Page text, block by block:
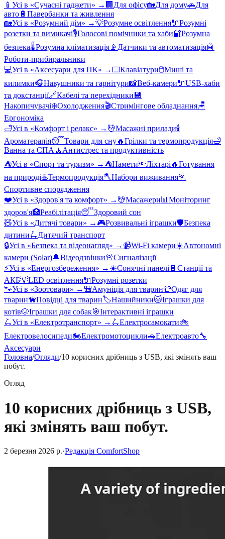
📱 Усі в «Сучасні гаджети» → 🏢 Для офісу🏡Для дому🚗Для
авто 🔋 Павербанки та живлення
🏡Усі в «Розумний дім» →💡Розумне освітлення🔌Розумні
розетки та вимикачі🎙️Голосові помічники та хаби🔐Розумна
безпека🌡️Розумна кліматизація 📡 Датчики та автоматизація🤖
Роботи-прибиральники
💻Усі в «Аксесуари для ПК» →⌨️Клавіатури🖱️Миші та
килимки🎧Навушники та гарнітури📸Веб-камери🔌USB-хаби
та докстанції🔗Кабелі та перехідники 💾
Накопичувачі❄️Охолодження🎬Стримінгове обладнання🪑
Ергономіка
🛁Усі в «Комфорт і релакс» → 💆Масажні прилади🕯️
Ароматерапія😴Товари для сну🔥Грілки та термопродукція🛁
Ванна та СПА 🧘 Антистрес та продуктивність
⛺Усі в «Спорт та туризм» → ⛺Намети🔦Ліхтарі 🔥Готування
на природі♨️Термопродукція🪓Набори виживання🏃
Спортивне спорядження
❤️Усі в «Здоров'я та комфорт» → 💆Масажери📊 Моніторинг
здоров'я🏥Реабілітація😴Здоровий сон
🧸Усі в «Дитячі товари» → 🎮Розвивальні іграшки🛡️Безпека
дитини🛴Дитячий транспорт
🔒Усі в «Безпека та відеонагляд» → 📹Wi-Fi камери☀️Автономні
камери (Solar)🔔Відеодзвінки🚨Сигналізації
⚡Усі в «Енергозбереження» → ☀️Сонячні панелі 🔋 Станції та
АКБ💡LED освітлення🔌Розумні розетки
🐾Усі в «Зоотовари» → 🎒Амуніція для тварин👕Одяг для
тварин🦮Повідці для тварин🏷️Нашийники🐱Іграшки для
котів🐶Іграшки для собак🎯Інтерактивні іграшки
🛴Усі в «Електротранспорт» → 🛴Електросамокати🚲
Електровелосипеди🏍️Електромотоцикли🚗Електроавто🔧
Аксесуари
Головна/Огляди/10 корисних дрібниць з USB, які змінять ваш
побут.
Огляд
10 корисних дрібниць з USB,
які змінять ваш побут.
2 березня 2026 р.·Редакція ComfortShop